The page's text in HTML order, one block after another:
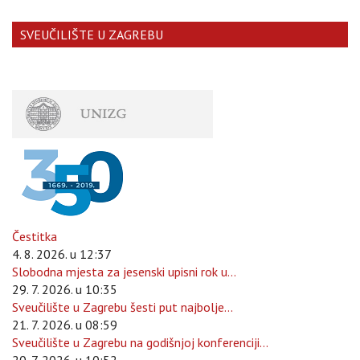
SVEUČILIŠTE U ZAGREBU
Čestitka
4. 8. 2026. u 12:37
Slobodna mjesta za jesenski upisni rok u...
29. 7. 2026. u 10:35
Sveučilište u Zagrebu šesti put najbolje...
21. 7. 2026. u 08:59
Sveučilište u Zagrebu na godišnjoj konferenciji...